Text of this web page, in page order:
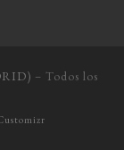
– Todos los